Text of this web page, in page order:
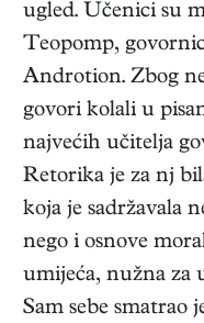
ugled. Učenici su
Teopomp,
Androtion. Zbog
govori kolali u
najvećih učitelja
Retorika je za nj
koja je sadržavala
nego i osnove
umijeća, nužna za
Sam sebe smatrao